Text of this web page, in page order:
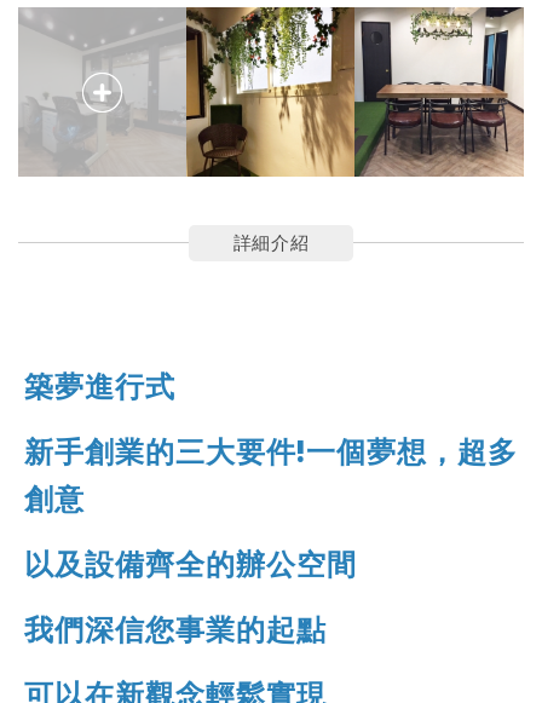
詳細介紹
築夢進行式
新手創業的三大要件!一個夢想，超多
創意
以及設備齊全的辦公空間
我們深信您事業的起點
可以在新觀念輕鬆實現